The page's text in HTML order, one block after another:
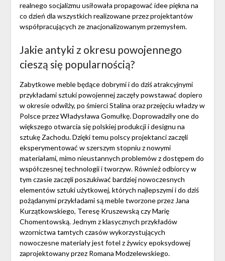
realnego socjalizmu usiłowała propagować idee piękna na
co dzień dla wszystkich realizowane przez projektantów
współpracujących ze znacjonalizowanym przemysłem.
Jakie antyki z okresu powojennego
cieszą się popularnością?
Zabytkowe meble będące dobrymi i do dziś atrakcyjnymi
przykładami sztuki powojennej zaczęły powstawać dopiero
w okresie odwilży, po śmierci Stalina oraz przejęciu władzy w
Polsce przez Władysława Gomułkę. Doprowadziły one do
większego otwarcia się polskiej produkcji i designu na
sztukę Zachodu. Dzięki temu polscy projektanci zaczęli
eksperymentować w szerszym stopniu z nowymi
materiałami, mimo nieustannych problemów z dostępem do
współczesnej technologii i tworzyw. Również odbiorcy w
tym czasie zaczęli poszukiwać bardziej nowoczesnych
elementów sztuki użytkowej, których najlepszymi i do dziś
pożądanymi przykładami są meble tworzone przez Jana
Kurzątkowskiego, Teresę Kruszewską czy Marię
Chomentowską. Jednym z klasycznych przykładów
wzornictwa tamtych czasów wykorzystujących
nowoczesne materiały jest fotel z żywicy epoksydowej
zaprojektowany przez Romana Modzelewskiego.